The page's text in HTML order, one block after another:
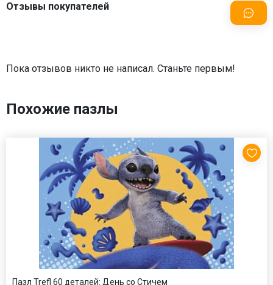
Отзывы покупателей
Пока отзывов никто не написал. Станьте первым!
Похожие пазлы
Пазл Trefl 60 деталей: День со Стичем